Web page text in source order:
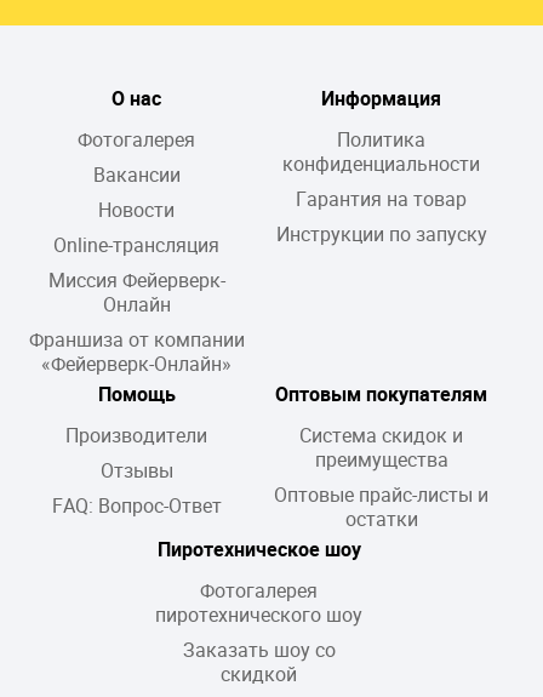
О нас
Фотогалерея
Вакансии
Новости
Online-трансляция
Миссия Фейерверк-
Онлайн
Франшиза от компании
«Фейерверк-Онлайн»
Информация
Политика
конфиденциальности
Гарантия на товар
Инструкции по запуску
Помощь
Производители
Отзывы
FAQ: Вопрос-Ответ
Оптовым покупателям
Система скидок и
преимущества
Оптовые прайс-листы и
остатки
Пиротехническое шоу
Фотогалерея
пиротехнического шоу
Заказать шоу со
скидкой